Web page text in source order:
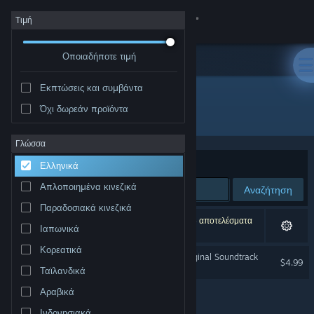
Σύνδεση
Κατάστημα
Σχετικά
Υποστήριξη
Αλλαγή γλώσσας
Προβολή ιστοσελίδας για υπολογιστές
Τιμή
Οποιαδήποτε τιμή
Εκπτώσεις και συμβάντα
Όχι δωρεάν προϊόντα
Γλώσσα
Ελληνικά
Απλοποιημένα κινεζικά
Παραδοσιακά κινεζικά
Ιαπωνικά
Κορεατικά
Ταϊλανδικά
Αραβικά
Δημιουργός: Play2Chill S.A.
Ταξινόμηση ανά
Αναζήτηση
1 αποτέλεσμα ταιριάζει με την αναζήτησή σας. 43 αποτελέσματα
αποκλείστηκαν βάσει των προτιμήσεών σας.
Aztecs: The Last Sun - Original Soundtrack
$4.99